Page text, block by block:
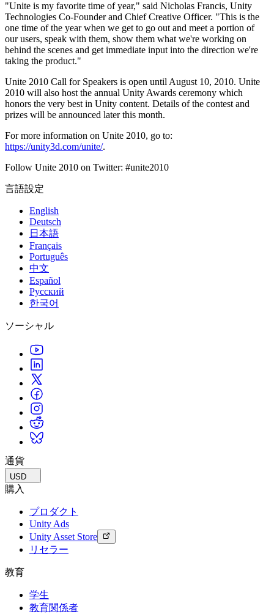
マルチプレイヤーゲーム
マルチプレイヤーゲーム制作を簡素化
"Unite is my favorite time of year," said Nicholas Francis, Unity
Technologies Co-Founder and Chief Creative Officer. "This is the
one time of the year when we get to go out and meet a portion of
our users, speak with them, show them what we're working on
behind the scenes and get immediate input into the direction we're
taking the product."
Unite 2010 Call for Speakers is open until August 10, 2010. Unite
2010 will also host the annual Unity Awards ceremony which
honors the very best in Unity content. Details of the contest and
prizes will be announced later this month.
For more information on Unite 2010, go to:
https://unity3d.com/unite/.
Follow Unite 2010 on Twitter: #unite2010
言語設定
English
Deutsch
日本語
Français
Português
中文
Español
Русский
한국어
ソーシャル
通貨
USD
購入
プロダクト
Unity Ads
Unity Asset Store
リセラー
教育
学生
教育関係者